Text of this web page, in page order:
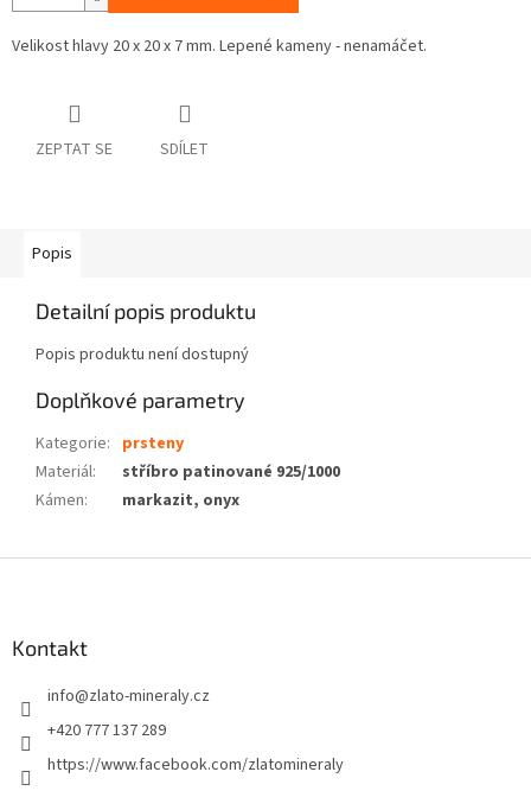
Velikost hlavy 20 x 20 x 7 mm. Lepené kameny - nenamáčet.
ZEPTAT SE SDÍLET
Popis
Detailní popis produktu
Popis produktu není dostupný
Doplňkové parametry
Kategorie: prsteny
Materiál:
stříbro patinované 925/1000
Kámen: markazit, onyx
Kontakt
info@zlato-mineraly.cz
+420 777 137 289
https://www.facebook.com/zlatomineraly